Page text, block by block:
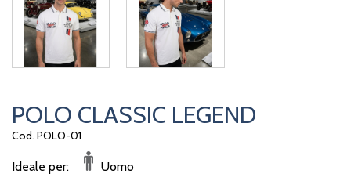
POLO CLASSIC LEGEND
Cod. POLO-01
Ideale per: Uomo